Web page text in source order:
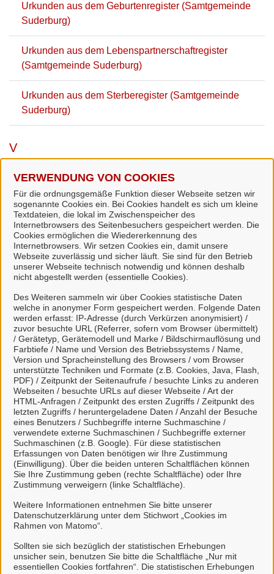
VERWENDUNG VON COOKIES
Für die ordnungsgemäße Funktion dieser Webseite setzen wir
sogenannte Cookies ein. Bei Cookies handelt es sich um kleine
Textdateien, die lokal im Zwischenspeicher des
Internetbrowsers des Seitenbesuchers gespeichert werden. Die
Cookies ermöglichen die Wiedererkennung des
Internetbrowsers. Wir setzen Cookies ein, damit unsere
Webseite zuverlässig und sicher läuft. Sie sind für den Betrieb
unserer Webseite technisch notwendig und können deshalb
nicht abgestellt werden (essentielle Cookies).
Des Weiteren sammeln wir über Cookies statistische Daten
welche in anonymer Form gespeichert werden. Folgende Daten
werden erfasst: IP-Adresse (durch Verkürzen anonymisiert) /
zuvor besuchte URL (Referrer, sofern vom Browser übermittelt)
/ Gerätetyp, Gerätemodell und Marke / Bildschirmauflösung und
Farbtiefe / Name und Version des Betriebssystems / Name,
Version und Spracheinstellung des Browsers / vom Browser
unterstützte Techniken und Formate (z.B. Cookies, Java, Flash,
PDF) / Zeitpunkt der Seitenaufrufe / besuchte Links zu anderen
Webseiten / besuchte URLs auf dieser Webseite / Art der
HTML-Anfragen / Zeitpunkt des ersten Zugriffs / Zeitpunkt des
letzten Zugriffs / heruntergeladene Daten / Anzahl der Besuche
eines Benutzers / Suchbegriffe interne Suchmaschine /
verwendete externe Suchmaschinen / Suchbegriffe externer
Suchmaschinen (z.B. Google). Für diese statistischen
Erfassungen von Daten benötigen wir Ihre Zustimmung
(Einwilligung). Über die beiden unteren Schaltflächen können
Sie Ihre Zustimmung geben (rechte Schaltfläche) oder Ihre
Zustimmung verweigern (linke Schaltfläche).
Weitere Informationen entnehmen Sie bitte unserer
Datenschutzerklärung unter dem Stichwort „Cookies im
Rahmen von Matomo“.
Sollten sie sich bezüglich der statistischen Erhebungen
unsicher sein, benutzen Sie bitte die Schaltfläche „Nur mit
essentiellen Cookies fortfahren“. Die statistischen Erhebungen
Urkunden aus dem Geburtenregister (Samtgemeinde
Suderburg)
Urkunden aus dem Lebenspartnerschaftregister
(Samtgemeinde Suderburg)
Urkunden aus dem Sterberegister (Samtgemeinde
Suderburg)
V
Vorbescheid zu einer genehmigungsbedürftigen
Anlage beantragen (Landkreis Uelzen)
Vorzeitige Errichtung einer genehmigungsbedürftigen
Anlage beantragen (Landkreis Uelzen)
W
Wohngeld Lastenzuschuss - Erstantrag,
Erhöhungsantrag, Weiterleistungsantrag (Landkreis
Uelzen)
Wohngeld Mietzuschuss - Erstantrag,
Erhöhungsantrag, Weiterleistungsantrag (Landkreis
Uelzen)
Wohngeldrechner (Landkreis Uelzen)
Wunschkennzeichen (Landkreis Uelzen)
Z
Zulassung bzw. Erteilung einer Abweichung/
Ausnahme/ Befreiung (§ 66 NBauO) - Antrag
(Landkreis Uelzen)